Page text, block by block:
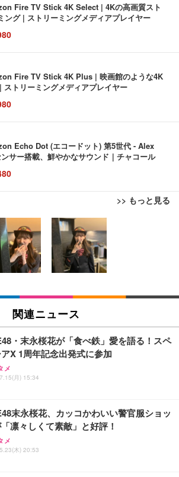
Fire TV Stick 4K Select | 4Kの高画質スト
ング | ストリーミングメディアプレイヤー
Fire TV Stick 4K Plus | 映画館のような4K
ストリーミングメディアプレイヤー
Echo Dot (エコードット) 第5世代 - Alex
サー搭載、鮮やかなサウンド｜チャコール
>> もっと見る
オフィスチェア 椅子 テレワーク 疲れな
ね上げ式アームレスト コンパクト 約105度ロッ
pc 事務椅子 360度回転 座面昇降 強化ナイロ
ベース 通気性メッシュ 在宅ワーク H-WY01
+黒枠+黒足)
B100 オフィスチェア／デスクチェア メッシ
ア 人間工学 疲れない ブラック
オフィスチェア デスクチェア 疲れない テレ
チェア 強化バックレスト 30度ロッキング機
間工学 椅子 腰サポート 90度跳ね上げ式アーム
しゃれ パソコンチェア (ブラック)
オフィスチェア デスクチェア 疲れない テレ
チェア 強化バックレスト 30度ロッキング機
工学 椅子 腰サポート 90度跳ね上げ式アーム
ビジネス向けプレミアムモニター | FlexScan
WT | 31.5型4K UHD・USB Type-C・ホワ
ジネス向けプレミアムモニター | FlexScan
品】27"ゲーミングモニター DualSense 充電
付き（CFI-ZDM1J）
済み品】Dell E2724HS 27インチ 液晶モニタ
HD（1920×1080）VA 非光沢 HDMI/DisplayP
スピーカー内蔵 高さ調整 スイベル VESA対
ベーシック ペットシーツ 薄型 レギュラー 1
捨て 無香料 ホワイト 300枚
ベーシック ペットシーツ 厚型 ワイド 42枚
枚) ホワイト(吸収面:ライトブルー)
ルーライフ ネオ・オムツ L 中型犬用 26枚入
Basic(スマートベーシック) 【Amazon.co.jp
Smart Basic アイリスオーヤマ ペットシーツ
お徳用 ワイド 100枚入 (x 1) (ケース販売)
関連ニュース
・末永桜花が「食べ鉄」愛を語る！スペ
X 1周年記念出発式に参加
メ
月) 15:34
末永桜花、カッコかわいい警官服ショッ
「凛々しくて素敵」と好評！
メ
木) 20:53